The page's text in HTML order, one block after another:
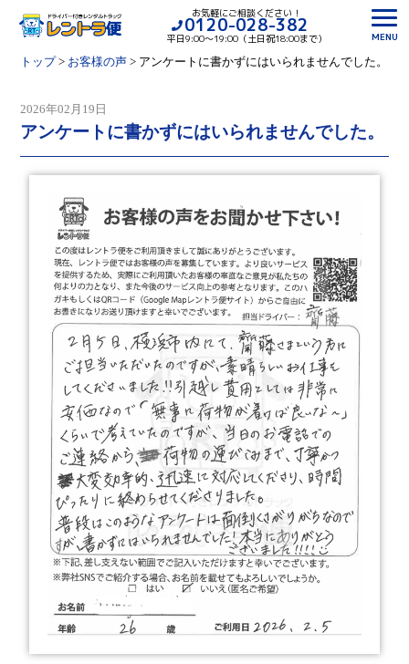
お気軽にご相談ください！
0120-028-382
平日9:00〜19:00（土日祝18:00まで）
MENU
トップ> お客様の声> アンケートに書かずにはいられませんでした。
2026年02月19日
アンケートに書かずにはいられませんでした。